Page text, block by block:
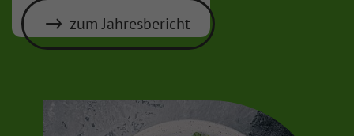
zum Jahresbericht